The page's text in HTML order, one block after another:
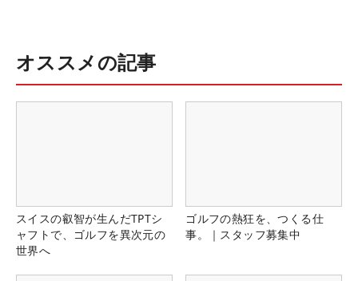
オススメの記事
スイスの叡智が生んだTPTシ
ャフトで、ゴルフを異次元の
世界へ
ゴルフの熱狂を、つくる仕
事。｜スタッフ募集中